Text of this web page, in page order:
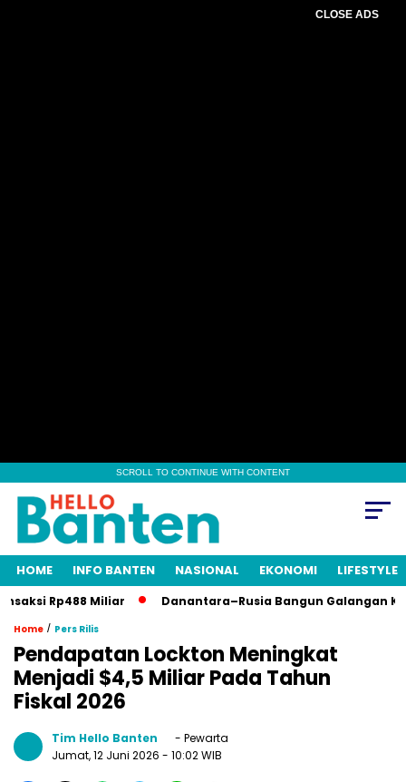
CLOSE ADS
SCROLL TO CONTINUE WITH CONTENT
HOME INFO BANTEN NASIONAL EKONOMI LIFESTYLE
Rp488 Miliar Danantara–Rusia Bangun Galangan Kapal
Home / Pers Rilis
Pendapatan Lockton Meningkat
Menjadi $4,5 Miliar Pada Tahun
Fiskal 2026
Tim Hello Banten
- Pewarta
Jumat, 12 Juni 2026 - 10:02 WIB